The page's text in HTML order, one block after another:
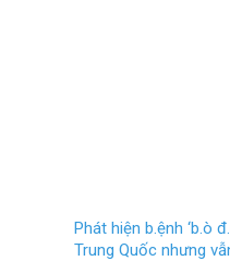
Phát hiện b.ệnh ‘b.ò
Trung Quốc nhưng